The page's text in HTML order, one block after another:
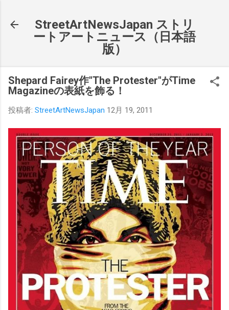
StreetArtNewsJapan ストリ
ートアートニュース（日本語
版）
Shepard Fairey作"The Protester"がTime
Magazineの表紙を飾る！
投稿者: StreetArtNewsJapan 12月 19, 2011